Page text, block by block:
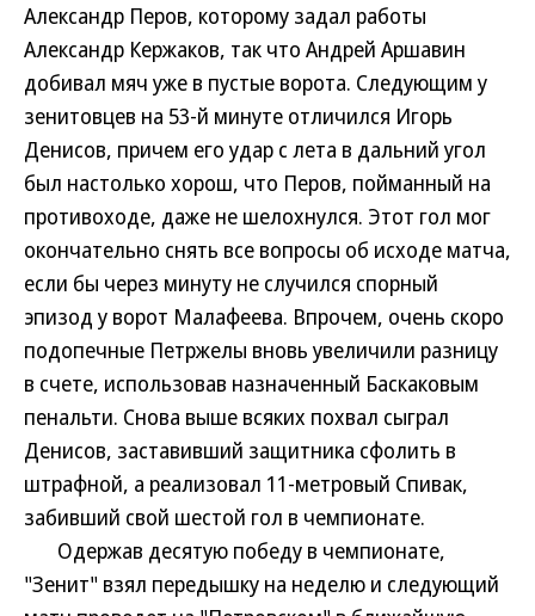
Александр Перов, которому задал работы
Александр Кержаков, так что Андрей Аршавин
добивал мяч уже в пустые ворота. Следующим у
зенитовцев на 53-й минуте отличился Игорь
Денисов, причем его удар с лета в дальний угол
был настолько хорош, что Перов, пойманный на
противоходе, даже не шелохнулся. Этот гол мог
окончательно снять все вопросы об исходе матча,
если бы через минуту не случился спорный
эпизод у ворот Малафеева. Впрочем, очень скоро
подопечные Петржелы вновь увеличили разницу
в счете, использовав назначенный Баскаковым
пенальти. Снова выше всяких похвал сыграл
Денисов, заставивший защитника сфолить в
штрафной, а реализовал 11-метровый Спивак,
забивший свой шестой гол в чемпионате.
Одержав десятую победу в чемпионате,
"Зенит" взял передышку на неделю и следующий